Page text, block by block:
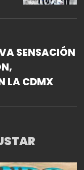
SENSACIÓN
LA CDMX